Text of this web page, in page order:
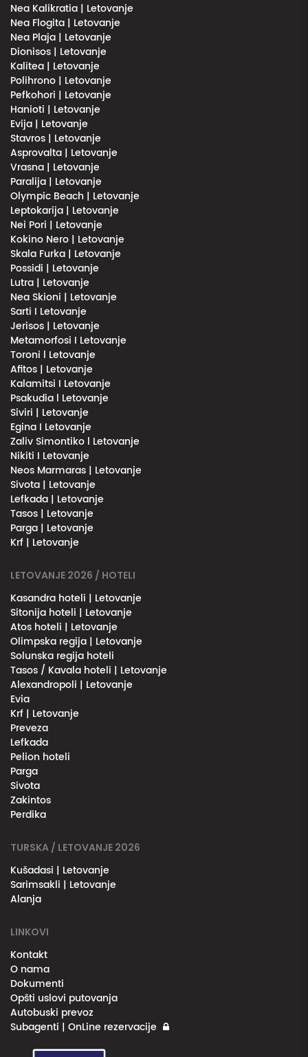
Nea Kalikratia | Letovanje
Nea Flogita | Letovanje
Nea Plaja | Letovanje
Dionisos | Letovanje
Kalitea | Letovanje
Polihrono | Letovanje
Pefkohori | Letovanje
Hanioti | Letovanje
Evija | Letovanje
Stavros | Letovanje
Asprovalta | Letovanje
Vrasna | Letovanje
Paralija | Letovanje
Olympic Beach | Letovanje
Leptokarija | Letovanje
Nei Pori | Letovanje
Kokino Nero | Letovanje
Skala Furka | Letovanje
Possidi | Letovanje
Lutra | Letovanje
Nea Skioni | Letovanje
Sarti I Letovanje
Jerisos | Letovanje
Metamorfosi I Letovanje
Toroni l Letovanje
Afitos | Letovanje
Kalamitsi I Letovanje
Psakudia l Letovanje
Siviri | Letovanje
Egina I Letovanje
Zaliv Simontiko l Letovanje
Nikiti I Letovanje
Neos Marmaras | Letovanje
Sivota | Letovanje
Lefkada | Letovanje
Tasos | Letovanje
Parga | Letovanje
Krf | Letovanje
LETOVANJE 2026 / HOTELI
Kasandra hoteli | Letovanje
Sitonija hoteli | Letovanje
Atos hoteli | Letovanje
Olimpska regija | Letovanje
Solunska regija hoteli
Tasos / Kavala hoteli | Letovanje
Alexandropoli | Letovanje
Evia
Krf | Letovanje
Preveza
Lefkada
Pelion hoteli
Parga
Sivota
Zakintos
Perdika
TURSKA / LETOVANJE 2026
Kušadasi | Letovanje
Sarimsakli | Letovanje
Alanja
LINKOVI
Kontakt
O nama
Dokumenti
Opšti uslovi putovanja
Autobuski prevoz
Subagenti | OnLine rezervacije